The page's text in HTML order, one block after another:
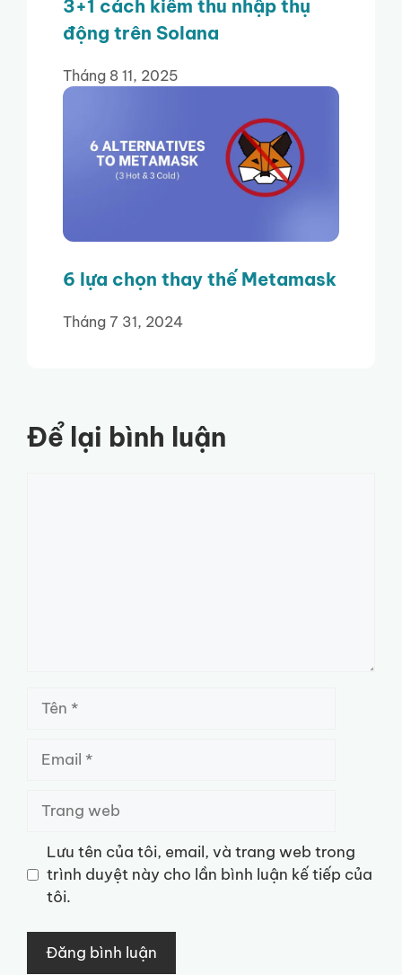
3+1 cách kiếm thu nhập thụ
động trên Solana
Tháng 8 11, 2025
6 lựa chọn thay thế Metamask
Tháng 7 31, 2024
Để lại bình luận
web
Lưu tên của tôi, email, và trang web trong
trình duyệt này cho lần bình luận kế tiếp của
tôi.